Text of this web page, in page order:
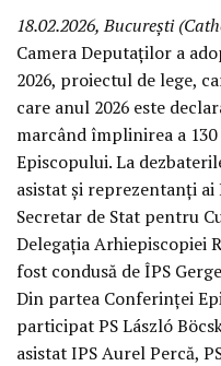
18.02.2026, București
Camera Deputaților a
2026, proiectul de lege,
care anul 2026 este
marcând împlinirea a
Episcopului. La
asistat și reprezentanți
Secretar de Stat pentru
Delegația Arhiepiscopiei
fost condusă de ÎPS
Din partea Conferinței
participat PS László
asistat IPS Aurel Percă,